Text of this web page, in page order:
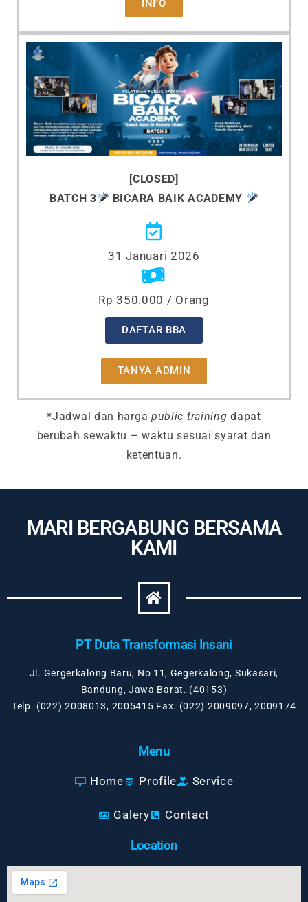
INFO
[CLOSED]
BATCH 3
BICARA BAIK ACADEMY
31 Januari 2026
Rp 350.000 / Orang
DAFTAR BBA
TANYA ADMIN
*Jadwal dan harga public training dapat
berubah sewaktu – waktu sesuai syarat dan
ketentuan.
MARI BERGABUNG BERSAMA
KAMI
PT Duta Transformasi Insani
Jl. Gergerkalong Baru, No 11, Gegerkalong, Sukasari,
Bandung, Jawa Barat. (40153)
Telp. (022) 2008013, 2005415 Fax. (022) 2009097, 2009174
Menu
Home Profile Service
Galery Contact
Location